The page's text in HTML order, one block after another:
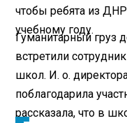
чтобы ребята из
учебному году.
Гуманитарный груз
встретили
школ. И. о.
поблагодарила
рассказала, что в